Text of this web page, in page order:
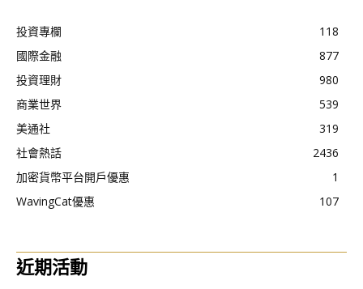
投資專欄
118
國際金融
877
投資理財
980
商業世界
539
美通社
319
社會熱話
2436
加密貨幣平台開戶優惠
1
WavingCat優惠
107
近期活動